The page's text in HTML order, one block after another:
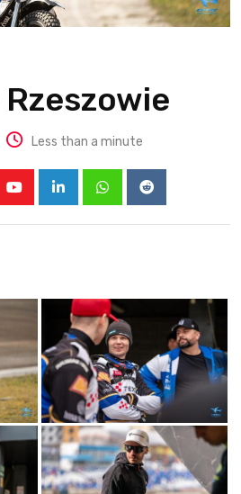
Less than a minute
LinkedInWhatsappReddit